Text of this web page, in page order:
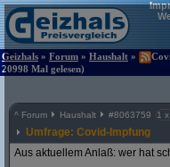
Geizhals » Forum » Haushalt »
20998 Mal gelesen)
^ Forum Haushalt #8063759 1 x
Umfrage: Covid-Impfung
Aus aktuellem Anlaß: wer hat